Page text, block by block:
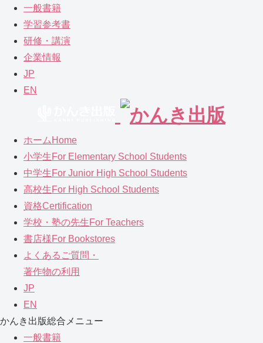
一般書籍
学習参考書
研修・講演
企業情報
JP
EN
ホーム Home
小学生For Elementary School Students
中学生For Junior High School Students
高校生For High School Students
資格Certification
学校・塾の先生For Teachers
書店様For Bookstores
よくあるご質問 ・
著作物の利用
JP
EN
かんき出版総合メニュー
一般書籍